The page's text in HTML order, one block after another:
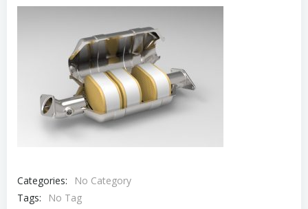
Categories:
No Category
Tags:
No Tag